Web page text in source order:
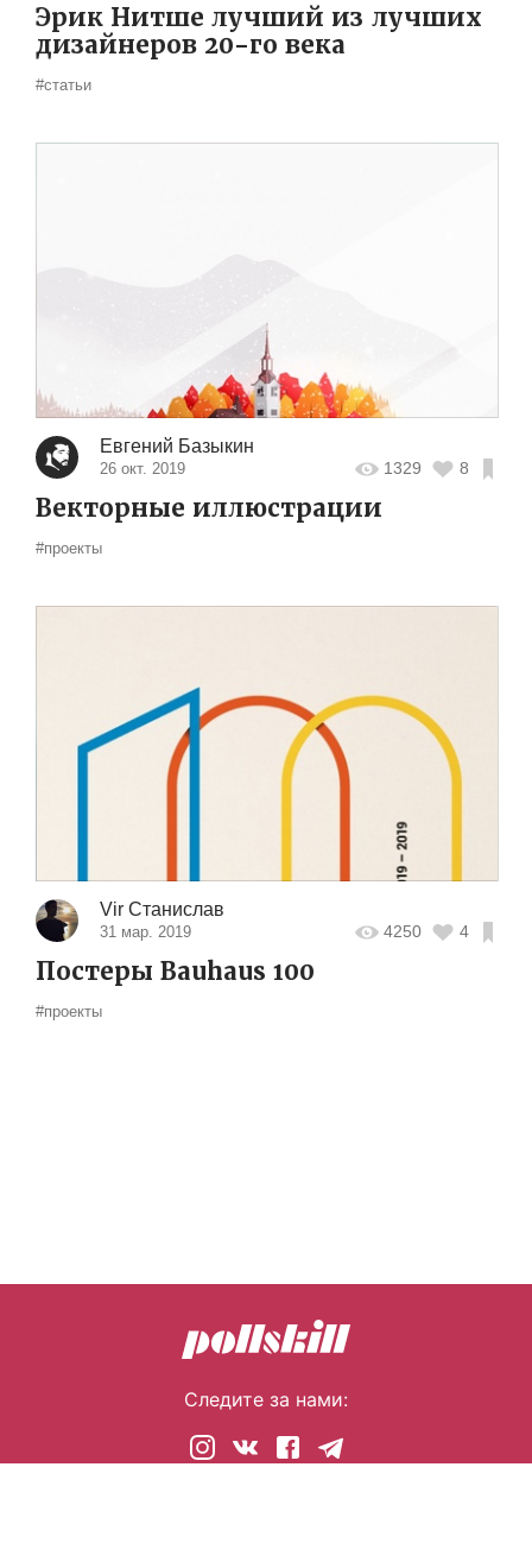
Эрик Нитше лучший из лучших
дизайнеров 20-го века
#статьи
Евгений Базыкин
26 окт. 2019 1329 8
Векторные иллюстрации
#проекты
Vir Станислав
31 мар. 2019 4250 4
Постеры Bauhaus 100
#проекты
Следите за нами: